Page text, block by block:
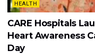
HEALTH
CARE Hospitals
Heart Awareness
Day